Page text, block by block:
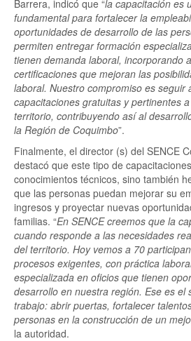
Barrera, indicó que “la capacitación es
fundamental para fortalecer la
oportunidades de desarrollo de las
permiten entregar formación
tienen demanda laboral, incorporando
certificaciones que mejoran las
laboral. Nuestro compromiso es seguir
capacitaciones gratuitas y pertinentes
territorio, contribuyendo así al
la Región de Coquimbo”.
Finalmente, el director (s) del SENCE
destacó que este tipo de
conocimientos técnicos, sino también
que las personas puedan mejorar su
ingresos y proyectar nuevas
familias. “En SENCE creemos que la
cuando responde a las necesidades
del territorio. Hoy vemos a 70
procesos exigentes, con práctica
especializada en oficios que tienen
desarrollo en nuestra región. Ese es el
trabajo: abrir puertas, fortalecer
personas en la construcción de un
la autoridad.